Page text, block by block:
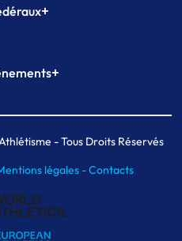
+
Formation
+
Paris indoor
de Paris- Tous Droits Réservés
légales -Contacts